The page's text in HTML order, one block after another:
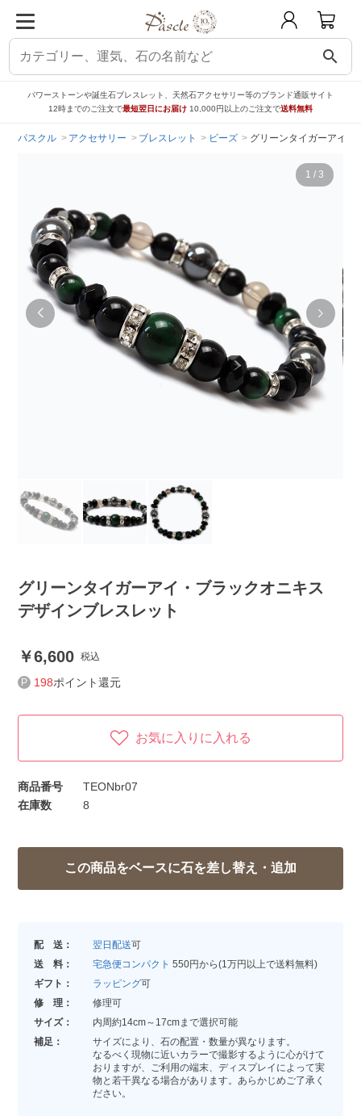
search
パワーストーンや誕生石ブレスレット、天然石アクセサリー等のブランド通販サイト
12時までのご注文で最短翌日にお届け 10,000円以上のご注文で送料無料
パスクル アクセサリー ブレスレット ビーズ グリーンタイガーアイ・
1 / 3
グリーンタイガーアイ・ブラックオニキス
デザインブレスレット
6,600 税込
198ポイント還元
お気に入りに入れる
商品番号
TEONbr07
在庫数
8
配 送： 翌日配送可
送 料：
宅急便コンパクト 550円から(1万円以上で送料無料)
ギフト：
ラッピング可
修 理：
修理可
サイズ：
内周約14cm～17cmまで選択可能
補足：
サイズにより、石の配置・数量が異なります。
なるべく現物に近いカラーで撮影するように心がけて
おりますが、ご利用の端末、ディスプレイによって実
物と若干異なる場合があります。あらかじめご了承く
ださい。